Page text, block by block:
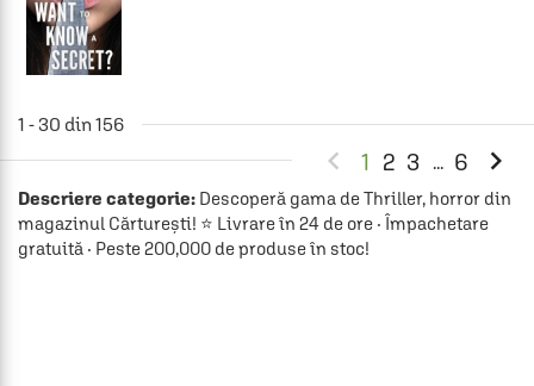
1 - 30 din 156
 1 2 3 ... 6 
Descriere categorie: Descoperă gama de Thriller, horror din
magazinul Cărturești! ⭐ Livrare în 24 de ore · Împachetare
gratuită · Peste 200,000 de produse în stoc!